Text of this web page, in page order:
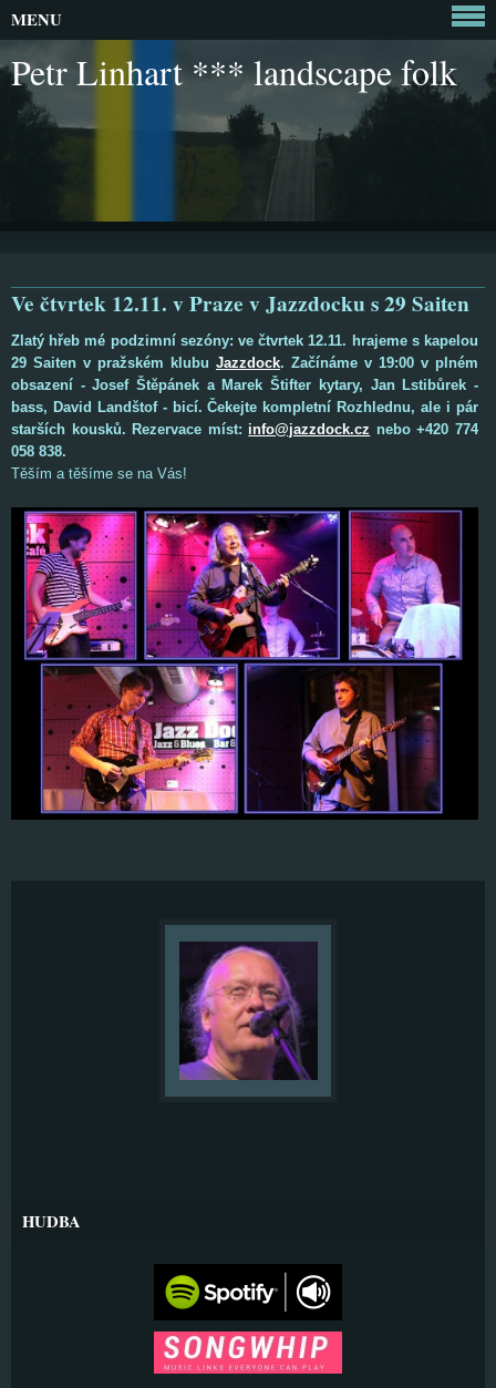
Petr Linhart *** landscape folk
Ve čtvrtek 12.11. v Praze v Jazzdocku s 29 Saiten
Zlatý hřeb mé podzimní sezóny: ve čtvrtek 12.11. hrajeme s kapelou
29 Saiten v pražském klubu Jazzdock. Začínáme v 19:00 v plném
obsazení - Josef Štěpánek a Marek Štifter kytary, Jan Lstibůrek -
bass, David Landštof - bicí. Čekejte kompletní Rozhlednu, ale i pár
starších kousků. Rezervace míst: info@jazzdock.cz nebo +420 774
058 838.
Těším a těšíme se na Vás!
MENU
HUDBA